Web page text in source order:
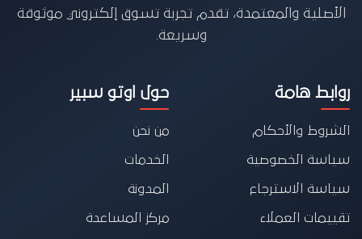
الأصلية والمعتمدة، تقدم تجربة تسوق إلكتروني موثوقة
وسريعة.
روابط هامة
الشروط والأحكام
سياسة الخصوصية
سياسة الاسترجاع
تقييمات العملاء
حول اوتو سبير
من نحن
الخدمات
المدونة
مركز المساعدة